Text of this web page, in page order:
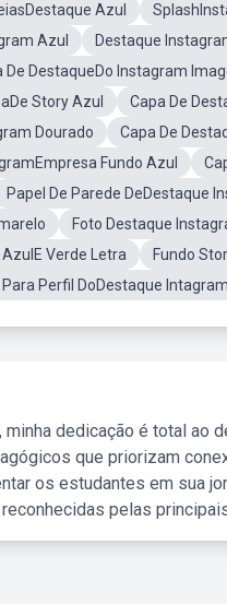
Azul
Azul
Destaque
De DestaqueDo Instagram
Story Azul
Capa De
Dourado
Capa De
Fundo Azul
Papel De Parede DeDestaque
Foto Destaque
Verde Letra
Fundo
Para Perfil DoDestaque
minha dedicação é total ao
que priorizam
os estudantes em sua
pelas